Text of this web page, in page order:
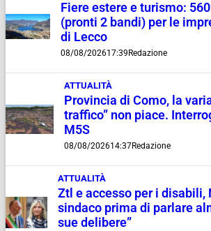
Fiere estere e turismo:
(pronti 2 bandi) per le
di Lecco
08/08/202617:39 Redazione
ATTUALITÀ
Provincia di Como, la
traffico” non piace.
M5S
08/08/202614:37Redazione
ATTUALITÀ
Ztl e accesso per i disabili,
sindaco prima di parlare
sue delibere”